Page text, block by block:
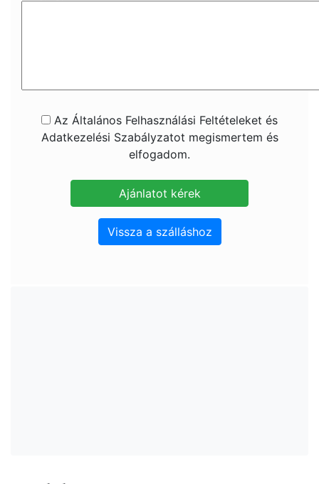
Az Általános Felhasználási Feltételeket és
Adatkezelési Szabályzatot megismertem és
elfogadom.
Vissza a szálláshoz